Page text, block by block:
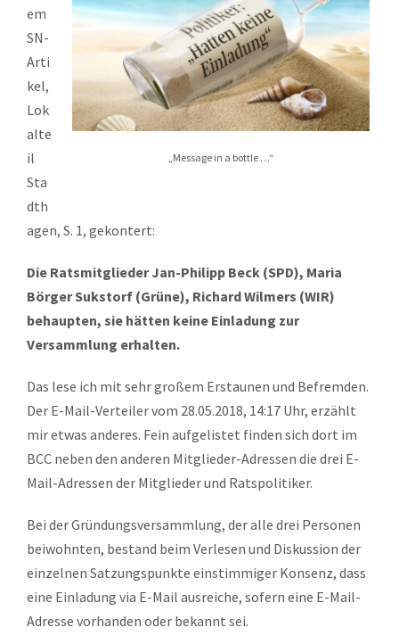
„Message in a bottle …“
em
SN-
Arti
kel,
Lok
alte
il
Sta
dth
agen, S. 1, gekontert:
Die Ratsmitglieder Jan-Philipp Beck (SPD), Maria
Börger Sukstorf (Grüne), Richard Wilmers (WIR)
behaupten, sie hätten keine Einladung zur
Versammlung erhalten.
Das lese ich mit sehr großem Erstaunen und Befremden.
Der E-Mail-Verteiler vom 28.05.2018, 14:17 Uhr, erzählt
mir etwas anderes. Fein aufgelistet finden sich dort im
BCC neben den anderen Mitglieder-Adressen die drei E-
Mail-Adressen der Mitglieder und Ratspolitiker.
Bei der Gründungsversammlung, der alle drei Personen
beiwohnten, bestand beim Verlesen und Diskussion der
einzelnen Satzungspunkte einstimmiger Konsenz, dass
eine Einladung via E-Mail ausreiche, sofern eine E-Mail-
Adresse vorhanden oder bekannt sei.